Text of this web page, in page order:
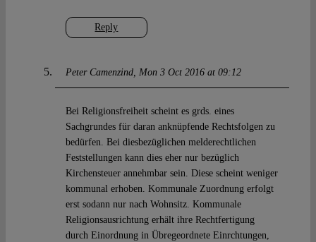
Reply
Peter Camenzind Mon 3 Oct 2016 at 09:12
Bei Religionsfreiheit scheint es grds. eines
Sachgrundes für daran anknüpfende Rechtsfolgen zu
bedürfen. Bei diesbezüglichen melderechtlichen
Feststellungen kann dies eher nur bezüglich
Kirchensteuer annehmbar sein. Diese scheint weniger
kommunal erhoben. Kommunale Zuordnung erfolgt
erst sodann nur nach Wohnsitz. Kommunale
Religionsausrichtung erhält ihre Rechtfertigung
durch Einordnung in Übregeordnete Einrchtungen,